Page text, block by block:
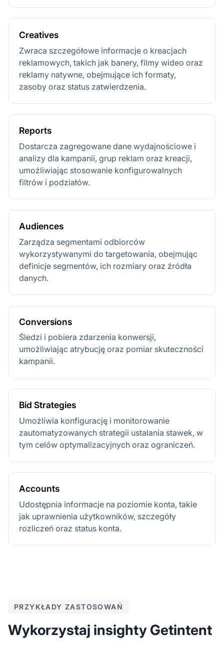
Creatives
Zwraca szczegółowe informacje o kreacjach
reklamowych, takich jak banery, filmy wideo oraz
reklamy natywne, obejmujące ich formaty,
zasoby oraz status zatwierdzenia.
Reports
Dostarcza zagregowane dane wydajnościowe i
analizy dla kampanii, grup reklam oraz kreacji,
umożliwiając stosowanie konfigurowalnych
filtrów i podziałów.
Audiences
Zarządza segmentami odbiorców
wykorzystywanymi do targetowania, obejmując
definicje segmentów, ich rozmiary oraz źródła
danych.
Conversions
Śledzi i pobiera zdarzenia konwersji,
umożliwiając atrybucję oraz pomiar skuteczności
kampanii.
Bid Strategies
Umożliwia konfigurację i monitorowanie
zautomatyzowanych strategii ustalania stawek, w
tym celów optymalizacyjnych oraz ograniczeń.
Accounts
Udostępnia informacje na poziomie konta, takie
jak uprawnienia użytkowników, szczegóły
rozliczeń oraz status konta.
PRZYKŁADY ZASTOSOWAŃ
Wykorzystaj insighty Getintent